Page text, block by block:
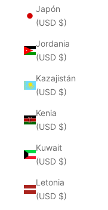
Japón
(USD $)
Jordania
(USD $)
Kazajistán
(USD $)
Kenia
(USD $)
Kuwait
(USD $)
Letonia
(USD $)